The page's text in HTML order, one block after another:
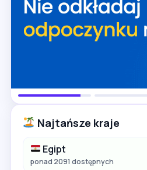
Najtańsze kraje
Egipt
ponad 2091 dostępnych